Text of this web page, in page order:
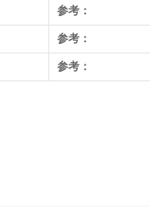
参考：
参考：
参考：